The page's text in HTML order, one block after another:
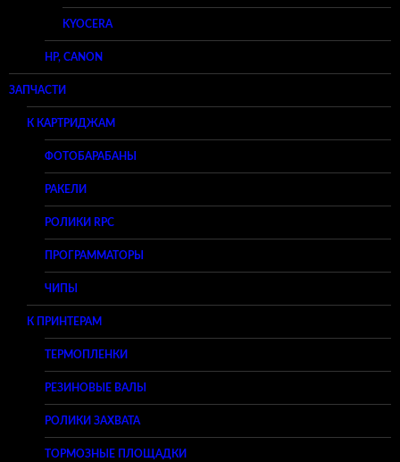
KYOCERA
HP, CANON
ЗАПЧАСТИ
К КАРТРИДЖАМ
ФОТОБАРАБАНЫ
РАКЕЛИ
РОЛИКИ RPC
ПРОГРАММАТОРЫ
ЧИПЫ
К ПРИНТЕРАМ
ТЕРМОПЛЕНКИ
РЕЗИНОВЫЕ ВАЛЫ
РОЛИКИ ЗАХВАТА
ТОРМОЗНЫЕ ПЛОЩАДКИ